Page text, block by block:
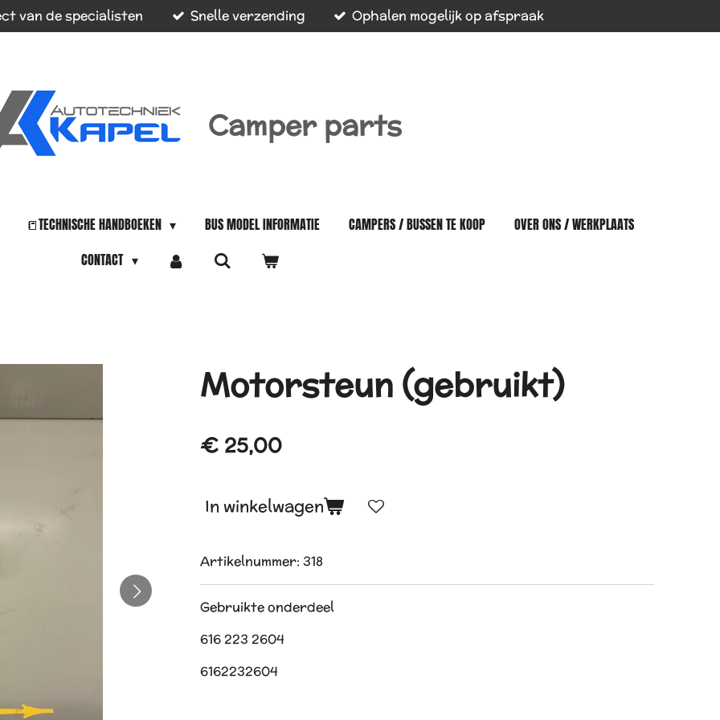
van de specialisten Snelle verzending Ophalen mogelijk op afspraak
Camper parts
📒TECHNISCHE HANDBOEKEN BUS MODEL INFORMATIE CAMPERS / BUSSEN TE KOOP
OVER ONS / WERKPLAATS
CONTACT
Motorsteun (gebruikt)
€ 25,00
In winkelwagen
Artikelnummer: 318
Gebruikte onderdeel
616 223 2604
6162232604